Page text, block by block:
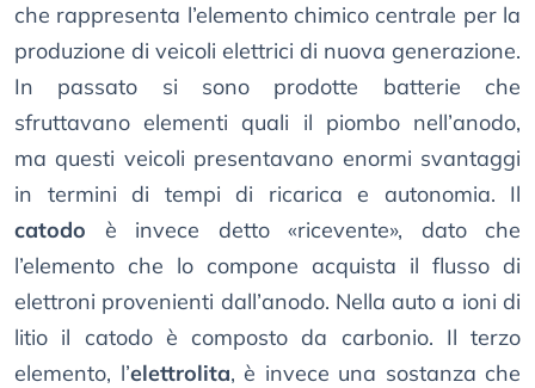
che rappresenta l’elemento chimico centrale per la
produzione di veicoli elettrici di nuova generazione.
In passato si sono prodotte batterie che
sfruttavano elementi quali il piombo nell’anodo,
ma questi veicoli presentavano enormi svantaggi
in termini di tempi di ricarica e autonomia. Il
catodo è invece detto «ricevente», dato che
l’elemento che lo compone acquista il flusso di
elettroni provenienti dall’anodo. Nella auto a ioni di
litio il catodo è composto da carbonio. Il terzo
elemento, l’elettrolita, è invece una sostanza che